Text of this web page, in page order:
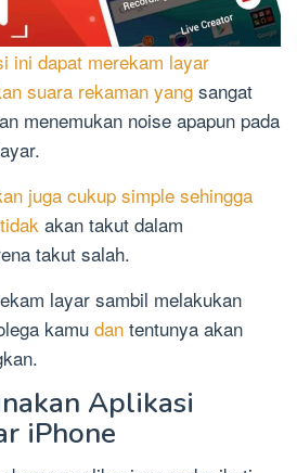
ini dapat merekam layar
suara rekaman yang sangat
menemukan noise apapun pada
juga cukup simple sehingga
akan takut dalam
takut salah.
layar sambil melakukan
kamu dan tentunya akan
Aplikasi
iPhone